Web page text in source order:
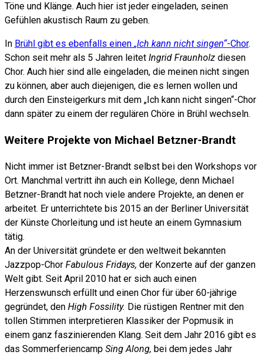
Töne und Klänge. Auch hier ist jeder eingeladen, seinen
Gefühlen akustisch Raum zu geben.
In Brühl gibt es ebenfalls einen „Ich kann nicht singen“-Chor.
Schon seit mehr als 5 Jahren leitet Ingrid Fraunholz diesen
Chor. Auch hier sind alle eingeladen, die meinen nicht singen
zu können, aber auch diejenigen, die es lernen wollen und
durch den Einsteigerkurs mit dem „Ich kann nicht singen“-Chor
dann später zu einem der regulären Chöre in Brühl wechseln.
Weitere Projekte von Michael Betzner-Brandt
Nicht immer ist Betzner-Brandt selbst bei den Workshops vor
Ort. Manchmal vertritt ihn auch ein Kollege, denn Michael
Betzner-Brandt hat noch viele andere Projekte, an denen er
arbeitet. Er unterrichtete bis 2015 an der Berliner Universität
der Künste Chorleitung und ist heute an einem Gymnasium
tätig.
An der Universität gründete er den weltweit bekannten
Jazzpop-Chor Fabulous Fridays, der Konzerte auf der ganzen
Welt gibt. Seit April 2010 hat er sich auch einen
Herzenswunsch erfüllt und einen Chor für über 60-jährige
gegründet, den High Fossility. Die rüstigen Rentner mit den
tollen Stimmen interpretieren Klassiker der Popmusik in
einem ganz faszinierenden Klang. Seit dem Jahr 2016 gibt es
das Sommerferiencamp Sing Along, bei dem jedes Jahr